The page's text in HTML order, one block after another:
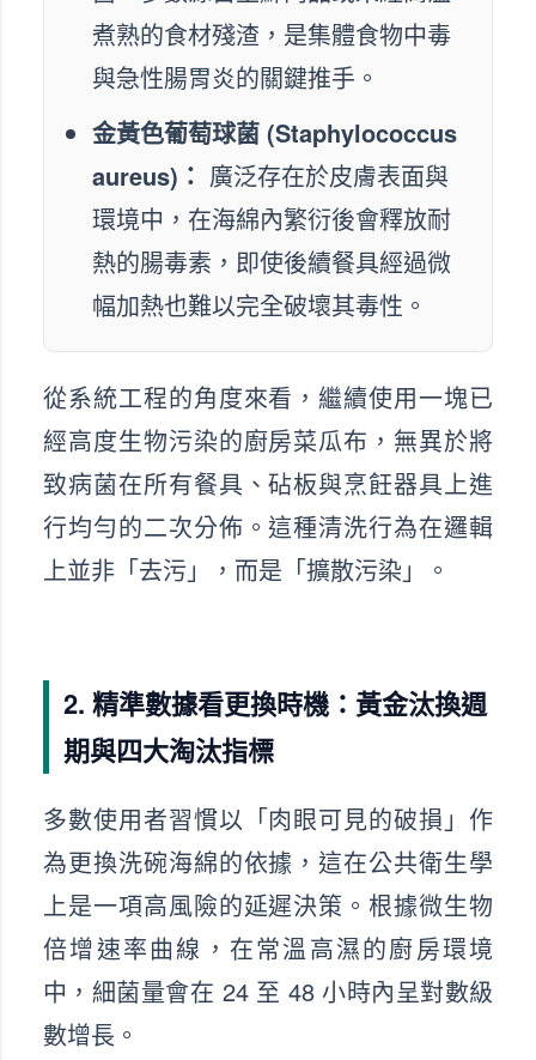
煮熟的食材殘渣，是集體食物中毒
與急性腸胃炎的關鍵推手。
金黃色葡萄球菌 (Staphylococcus
aureus)： 廣泛存在於皮膚表面與
環境中，在海綿內繁衍後會釋放耐
熱的腸毒素，即使後續餐具經過微
幅加熱也難以完全破壞其毒性。
從系統工程的角度來看，繼續使用一塊已
經高度生物污染的廚房菜瓜布，無異於將
致病菌在所有餐具、砧板與烹飪器具上進
行均勻的二次分佈。這種清洗行為在邏輯
上並非「去污」，而是「擴散污染」。
2. 精準數據看更換時機：黃金汰換週
期與四大淘汰指標
多數使用者習慣以「肉眼可見的破損」作
為更換洗碗海綿的依據，這在公共衛生學
上是一項高風險的延遲決策。根據微生物
倍增速率曲線，在常溫高濕的廚房環境
中，細菌量會在 24 至 48 小時內呈對數級
數增長。